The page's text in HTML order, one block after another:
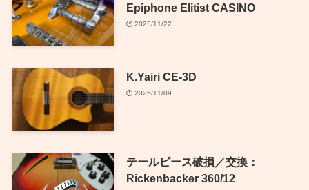
Epiphone Elitist CASINO
2025/11/22
K.Yairi CE-3D
2025/11/09
テールピース破損／交換：
Rickenbacker 360/12